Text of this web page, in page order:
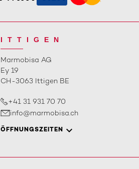
ITTIGEN
Marmobisa AG
Ey 19
CH-3063 Ittigen BE
+41 31 931 70 70
info@marmobisa.ch
ÖFFNUNGSZEITEN